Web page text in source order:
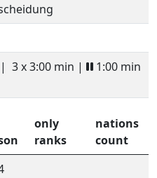
3 x 3:00 min | 1:00 min
only
ranks
nations
count